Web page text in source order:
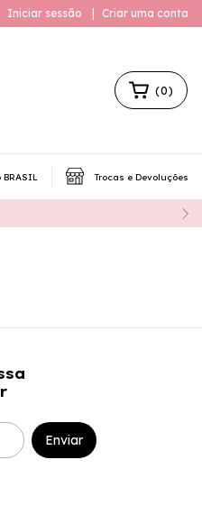
Iniciar sessão Criar uma conta
(0)
Trocas e Devoluções